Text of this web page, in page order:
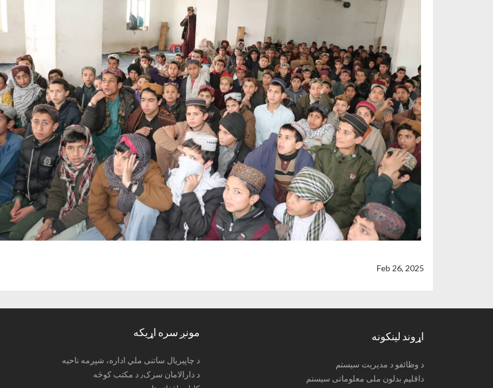
Feb 26, 2025
مونږ سره اړیکه
د چاپیریال ساتنی ملي اداره، شپږمه ناحیه
د دارالامان سرک٫ د مکتب کوڅه
اړوند لینکونه
د وظائفو د مدیریت سیستم
داقلیم بدلون ملی معلوماتی سیستم